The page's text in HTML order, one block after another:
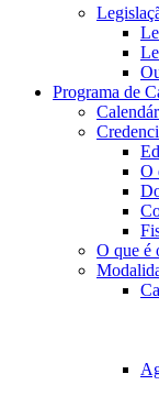
Programa de
O
O que é